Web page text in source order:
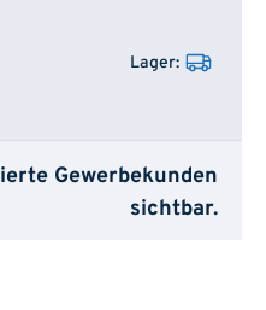
Gewerbekunden
sichtbar.